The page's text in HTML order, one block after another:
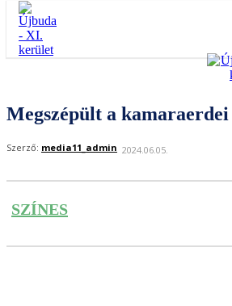
Megszépült a
Szerző: media11_admin 2024.06.05.
SZÍNES